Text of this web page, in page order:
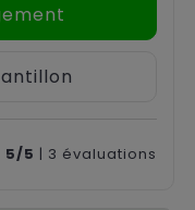
5/5 | 3 évaluations